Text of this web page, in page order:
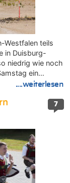
Westfalen teils
in Duisburg-
niedrig wie noch
ein…
....weiterlesen
7